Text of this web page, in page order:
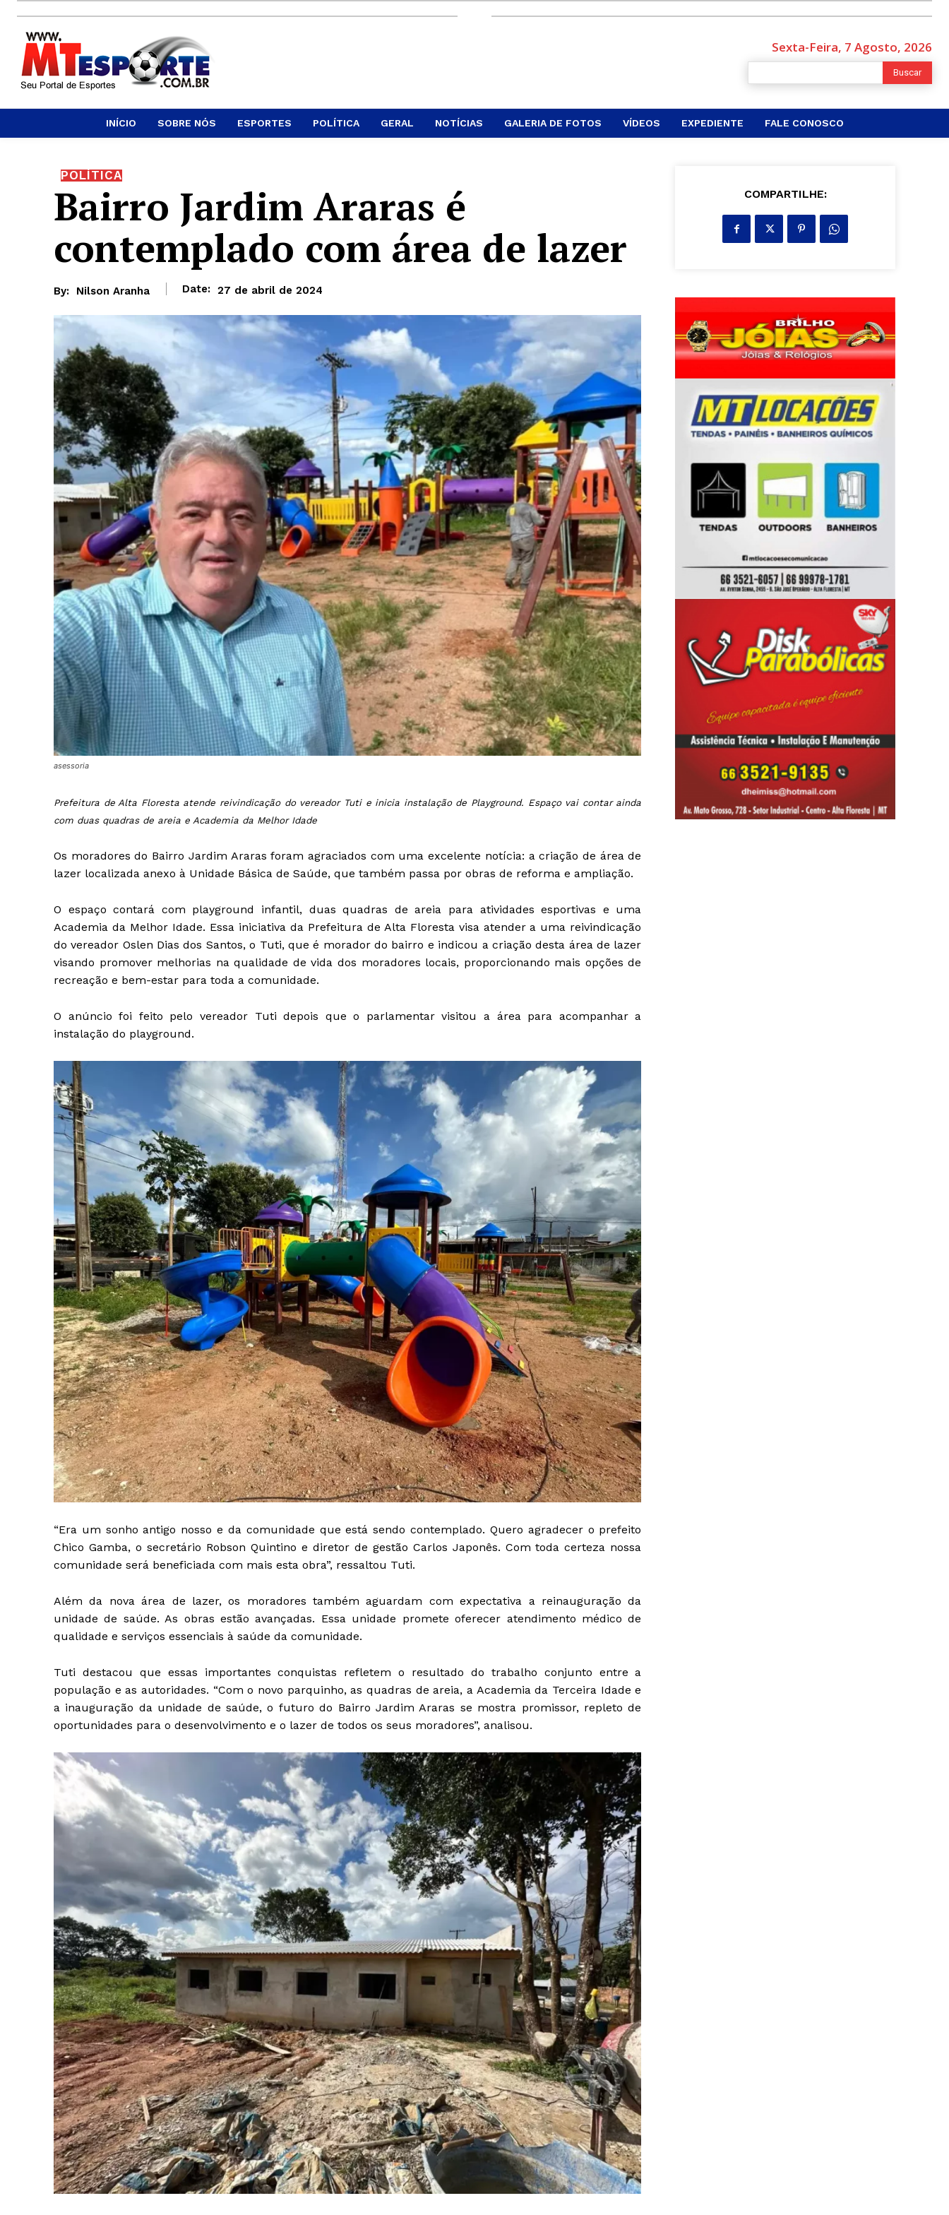
Sexta-Feira, 7 Agosto, 2026
Buscar
INÍCIO SOBRE NÓS ESPORTES POLÍTICA GERAL NOTÍCIAS GALERIA DE FOTOS VÍDEOS EXPEDIENTE FALE CONOSCO
POLÍTICA
Bairro Jardim Araras é
contemplado com área de lazer
By: Nilson Aranha Date: 27 de abril de 2024
asessoria
Prefeitura de Alta Floresta atende reivindicação do vereador Tuti e inicia instalação de Playground. Espaço vai contar ainda
com duas quadras de areia e Academia da Melhor Idade
Os moradores do Bairro Jardim Araras foram agraciados com uma excelente notícia: a criação de área de
lazer localizada anexo à Unidade Básica de Saúde, que também passa por obras de reforma e ampliação.
O espaço contará com playground infantil, duas quadras de areia para atividades esportivas e uma
Academia da Melhor Idade. Essa iniciativa da Prefeitura de Alta Floresta visa atender a uma reivindicação
do vereador Oslen Dias dos Santos, o Tuti, que é morador do bairro e indicou a criação desta área de lazer
visando promover melhorias na qualidade de vida dos moradores locais, proporcionando mais opções de
recreação e bem-estar para toda a comunidade.
O anúncio foi feito pelo vereador Tuti depois que o parlamentar visitou a área para acompanhar a
instalação do playground.
“Era um sonho antigo nosso e da comunidade que está sendo contemplado. Quero agradecer o prefeito
Chico Gamba, o secretário Robson Quintino e diretor de gestão Carlos Japonês. Com toda certeza nossa
comunidade será beneficiada com mais esta obra”, ressaltou Tuti.
Além da nova área de lazer, os moradores também aguardam com expectativa a reinauguração da
unidade de saúde. As obras estão avançadas. Essa unidade promete oferecer atendimento médico de
qualidade e serviços essenciais à saúde da comunidade.
Tuti destacou que essas importantes conquistas refletem o resultado do trabalho conjunto entre a
população e as autoridades. “Com o novo parquinho, as quadras de areia, a Academia da Terceira Idade e
a inauguração da unidade de saúde, o futuro do Bairro Jardim Araras se mostra promissor, repleto de
oportunidades para o desenvolvimento e o lazer de todos os seus moradores”, analisou.
COMPARTILHE: